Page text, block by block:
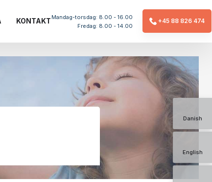
KONTAKT Mandag-torsdag: 8.00 - 16.00
​Fredag: 8.00 - 14.00
+45 88 826 474​
Danish
English